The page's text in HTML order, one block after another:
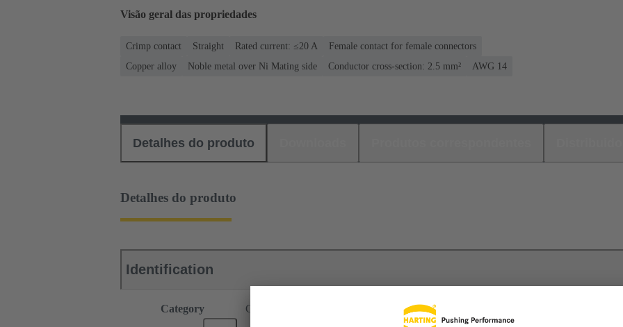
Visão geral das propriedades
Crimp contact Straight Rated current: ≤20 A
Female contact for female connectors
Copper alloy
Noble metal over Ni Mating side Conductor cross-section: 2.5 mm² AWG 14
Detalhes do produto
Detalhes do produto
Identification
Category Contacts